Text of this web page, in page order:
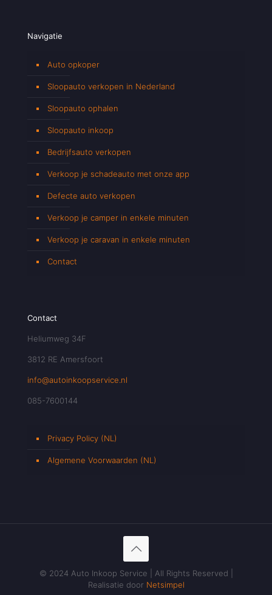
Navigatie
Auto opkoper
Sloopauto verkopen in Nederland
Sloopauto ophalen
Sloopauto inkoop
Bedrijfsauto verkopen
Verkoop je schadeauto met onze app
Defecte auto verkopen
Verkoop je camper in enkele minuten
Verkoop je caravan in enkele minuten
Contact
Contact
Heliumweg 34F
3812 RE Amersfoort
info@autoinkoopservice.nl
085-7600144
Privacy Policy (NL)
Algemene Voorwaarden (NL)
© 2024 Auto Inkoop Service | All Rights Reserved |
Realisatie door Netsimpel